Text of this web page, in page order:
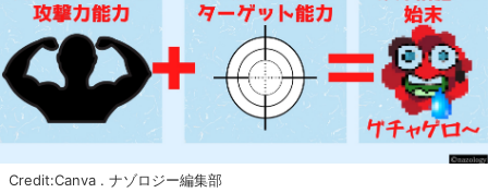
Credit:Canva . ナゾロジー編集部